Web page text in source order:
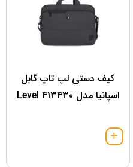
کیف دستی لپ تاپ گابل
اسپانیا مدل 413430 Level